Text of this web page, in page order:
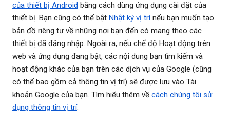
của thiết bị Android bằng cách dùng ứng dụng cài đặt của
thiết bị. Bạn cũng có thể bật Nhật ký vị trínếu bạn muốn tạo
bản đồ riêng tư về những nơi bạn đến có mang theo các
thiết bị đã đăng nhập. Ngoài ra, nếu chế độ Hoạt động trên
web và ứng dụng đang bật, các nội dung bạn tìm kiếm và
hoạt động khác của bạn trên các dịch vụ của Google (cũng
có thể bao gồm cả thông tin vị trí) sẽ được lưu vào Tài
khoản Google của bạn. Tìm hiểu thêm về cách chúng tôi sử
dụng thông tin vị trí.